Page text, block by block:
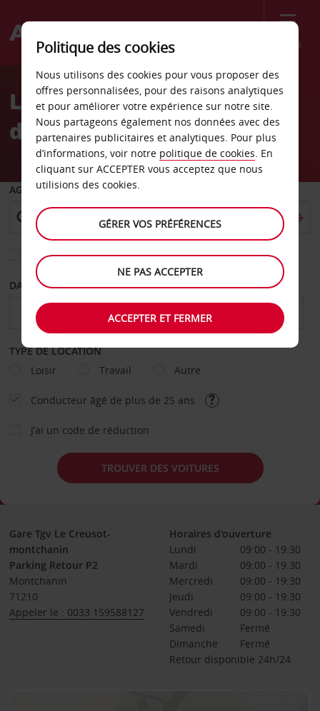
Menu
Welcome
AvisLocation de voiture Gare
de Montchanin
AGENCE DE DÉPART
Sélectionnez une autre agence de retour
DATE DE DÉPART DATE DE RETOUR
TYPE DE LOCATION
Loisir
Travail Autre
Conducteur âgé de plus de 25 ans
J’ai un code de réduction
TROUVER DES VOITURES
Gare Tgv Le Creusot-
montchanin
Parking Retour P2
Montchanin
71210
Appeler le : 0033 159588127
Horaires d'ouverture
Lundi
09:00 - 19:30
Mardi
09:00 - 19:30
Mercredi
09:00 - 19:30
Jeudi
09:00 - 19:30
Vendredi
09:00 - 19:30
Samedi
Fermé
Dimanche
Fermé
Retour disponible 24h/24
Politique des cookies
Nous utilisons des cookies pour vous proposer des
offres personnalisées, pour des raisons analytiques
et pour améliorer votre expérience sur notre site.
Nous partageons également nos données avec des
partenaires publicitaires et analytiques. Pour plus
d’informations, voir notre politique de cookies. En
cliquant sur ACCEPTER vous acceptez que nous
utilisions des cookies.
GÉRER VOS PRÉFÉRENCES
NE PAS ACCEPTER
ACCEPTER ET FERMER